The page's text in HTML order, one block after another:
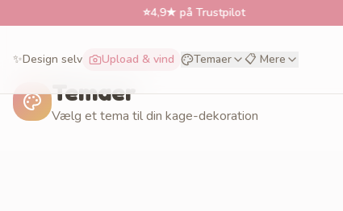
4,9★ på Trustpilot
✨Design selv Upload & vind Temaer 📋 Mere
Temaer
Vælg et tema til din kage-dekoration